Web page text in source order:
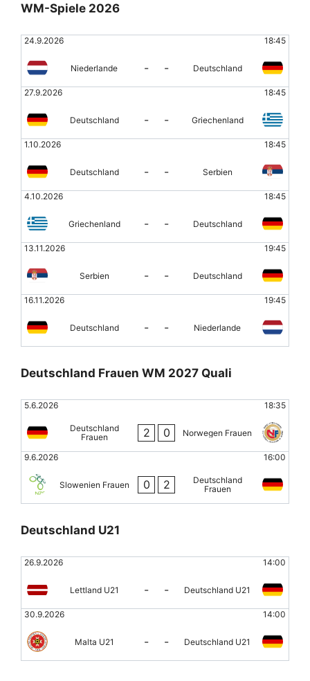
WM-Spiele 2026
24.9.2026 18:45
Niederlande - - Deutschland
27.9.2026 18:45
Deutschland - - Griechenland
1.10.2026 18:45
Deutschland - - Serbien
4.10.2026 18:45
Griechenland - - Deutschland
13.11.2026 19:45
Serbien - - Deutschland
16.11.2026 19:45
Deutschland - - Niederlande
Deutschland Frauen WM 2027 Quali
5.6.2026 18:35
Deutschland
Frauen
2 0 Norwegen Frauen
9.6.2026 16:00
Slowenien Frauen 0 2
Deutschland
Frauen
Deutschland U21
26.9.2026 14:00
Lettland U21 - - Deutschland U21
30.9.2026 14:00
Malta U21 - - Deutschland U21